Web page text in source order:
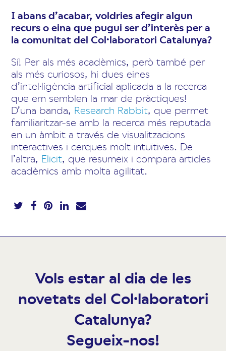
I abans d’acabar, voldries afegir algun
recurs o eina que pugui ser d’interès per a
la comunitat del Col·laboratori Catalunya?
Sí! Per als més acadèmics, però també per
als més curiosos, hi dues eines
d’intel·ligència artificial aplicada a la recerca
que em semblen la mar de pràctiques!
D’una banda, Research Rabbit, que permet
familiaritzar-se amb la recerca més reputada
en un àmbit a través de visualitzacions
interactives i cerques molt intuïtives. De
l’altra, Elicit, que resumeix i compara articles
acadèmics amb molta agilitat.
Vols estar al dia de les
novetats del Col·laboratori
Catalunya?
Segueix-nos!